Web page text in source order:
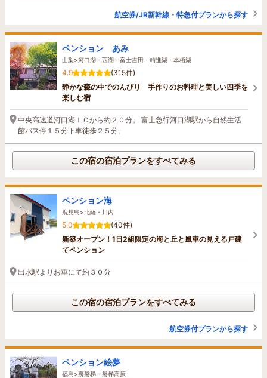
航空券/JR新幹線・特急付プランから探す
ペンション あみ
山梨>河口湖・西湖・富士吉田・精進湖・本栖湖
4.9
(315件)
静かな森の中でのんびり 手作りのお料理と美しい四季を
楽しむ宿
中央高速道河口湖ＩＣから約２０分。 富士急行河口湖駅から自然生活
館バス停１５分下車徒歩２５分。
この宿の宿泊プランをすべてみる
ペンション海
鹿児島>北薩・川内
5.0
(40件)
新築オープン！1日2組限定の海と丘と風車の見える戸建
てペンション
出水駅よりお車にて約３０分
この宿の宿泊プランをすべてみる
航空券付プランから探す
ペンション絵夢
福島>裏磐梯・磐梯高原